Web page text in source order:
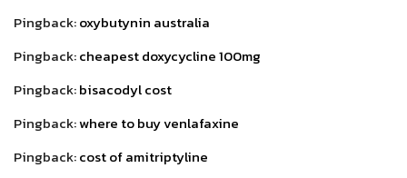
Pingback:oxybutynin australia
Pingback:cheapest doxycycline 100mg
Pingback:bisacodyl cost
Pingback:where to buy venlafaxine
Pingback:cost of amitriptyline